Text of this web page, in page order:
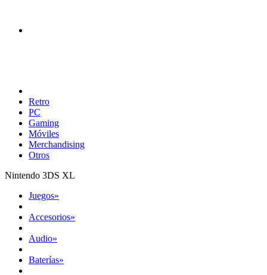
Retro
PC
Gaming
Móviles
Merchandising
Otros
Nintendo 3DS XL
Juegos»
Accesorios»
Audio»
Baterías»